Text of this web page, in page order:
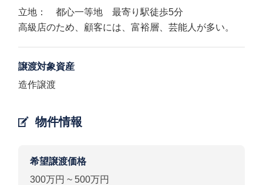
立地： 都心一等地 最寄り駅徒歩5分
高級店のため、顧客には、富裕層、芸能人が多い。
譲渡対象資産
造作譲渡
物件情報
希望譲渡価格
300万円 ~ 500万円